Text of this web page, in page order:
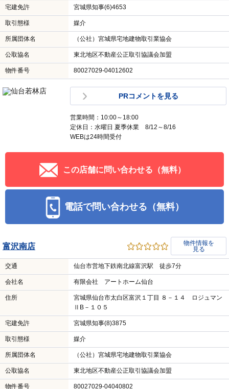
宅建免許 宮城県知事(6)4653
取引態様 媒介
所属団体名 （公社）宮城県宅地建物取引業協会
公取協名 東北地区不動産公正取引協議会加盟
物件番号 80027029-04012602
PRコメントを見る
営業時間：10:00～18:00
定休日：水曜日 夏季休業 8/12～8/16
WEBは24時間受付
この店舗に問い合わせる（無料）
電話で問い合わせる（無料）
富沢南店
物件情報を
見る
交通 仙台市営地下鉄南北線富沢駅 徒歩7分
会社名 有限会社 アートホーム仙台
住所
宮城県仙台市太白区富沢１丁目 ８－１４ ロジュマン
ⅡB－１０５
宅建免許 宮城県知事(8)3875
取引態様 媒介
所属団体名 （公社）宮城県宅地建物取引業協会
公取協名 東北地区不動産公正取引協議会加盟
物件番号 80027029-04040802